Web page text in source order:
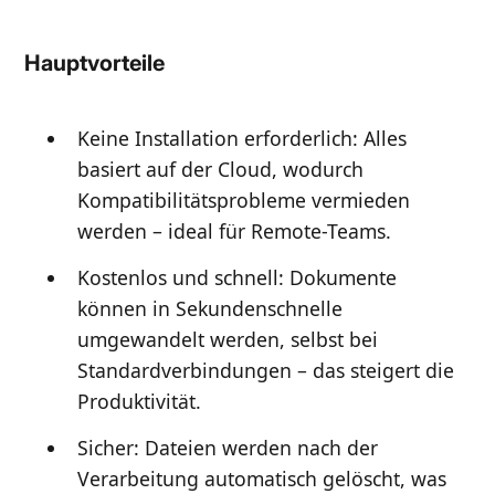
Hauptvorteile
Keine Installation erforderlich: Alles
basiert auf der Cloud, wodurch
Kompatibilitätsprobleme vermieden
werden – ideal für Remote-Teams.
Kostenlos und schnell: Dokumente
können in Sekundenschnelle
umgewandelt werden, selbst bei
Standardverbindungen – das steigert die
Produktivität.
Sicher: Dateien werden nach der
Verarbeitung automatisch gelöscht, was